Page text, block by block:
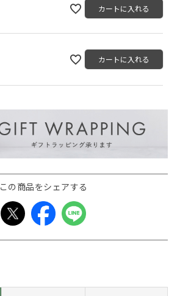
カートに入れる
カートに入れる
この商品をシェアする